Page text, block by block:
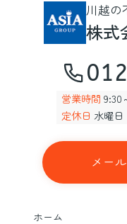
川越の
株
営業時間 9:30
定休日 水曜日
メー
ホーム